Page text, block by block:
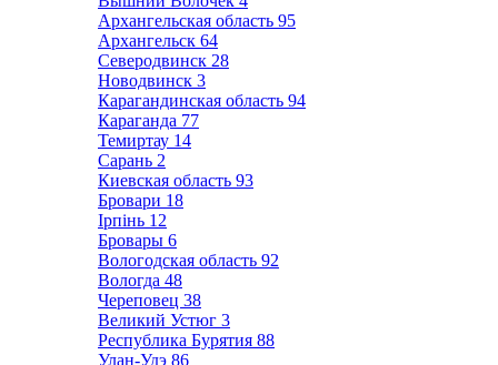
Архангельская область 95
Архангельск 64
Северодвинск 28
Новодвинск 3
Карагандинская область 94
Караганда 77
Темиртау 14
Сарань 2
Киевская область 93
Бровари 18
Ірпінь 12
Бровары 6
Вологодская область 92
Вологда 48
Череповец 38
Великий Устюг 3
Республика Бурятия 88
Улан-Удэ 86